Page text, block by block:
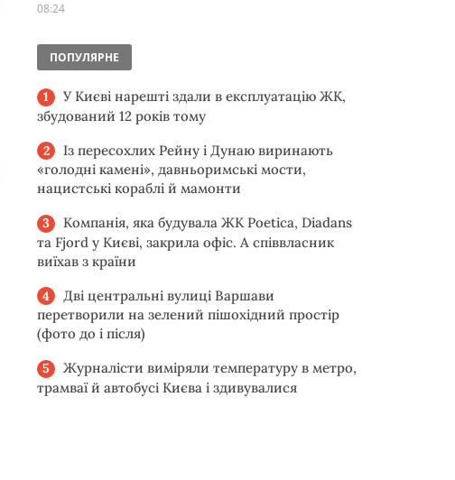
08:24
ПОПУЛЯРНЕ
У Києві нарешті здали в експлуатацію ЖК,
збудований 12 років тому
Із пересохлих Рейну і Дунаю виринають
«голодні камені», давньоримські мости,
нацистські кораблі й мамонти
Компанія, яка будувала ЖК Poetica, Diadans
та Fjord у Києві, закрила офіс. А співвласник
виїхав з країни
Дві центральні вулиці Варшави
перетворили на зелений пішохідний простір
(фото до і після)
Журналісти виміряли температуру в метро,
трамваї й автобусі Києва і здивувалися